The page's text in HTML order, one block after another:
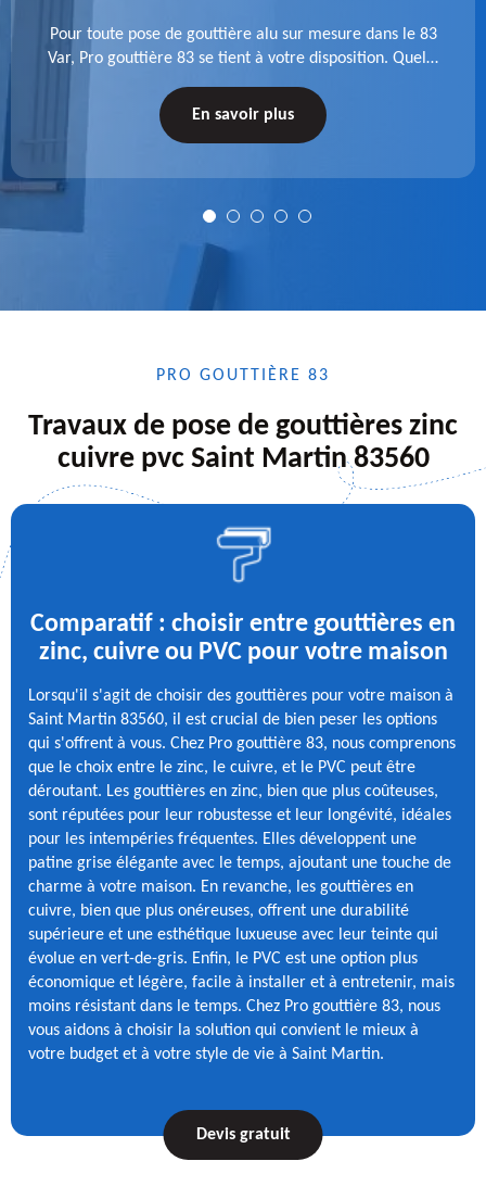
Pour toute pose de gouttière alu sur mesure dans le 83
Var, Pro gouttière 83 se tient à votre disposition. Quelle
nous confiance.
En savoir plus
PRO GOUTTIÈRE 83
Travaux de pose de gouttières zinc
cuivre pvc Saint Martin 83560
Comparatif : choisir entre gouttières en
zinc, cuivre ou PVC pour votre maison
Lorsqu'il s'agit de choisir des gouttières pour votre maison à
Saint Martin 83560, il est crucial de bien peser les options
qui s'offrent à vous. Chez Pro gouttière 83, nous comprenons
que le choix entre le zinc, le cuivre, et le PVC peut être
déroutant. Les gouttières en zinc, bien que plus coûteuses,
sont réputées pour leur robustesse et leur longévité, idéales
pour les intempéries fréquentes. Elles développent une
patine grise élégante avec le temps, ajoutant une touche de
charme à votre maison. En revanche, les gouttières en
cuivre, bien que plus onéreuses, offrent une durabilité
supérieure et une esthétique luxueuse avec leur teinte qui
évolue en vert-de-gris. Enfin, le PVC est une option plus
économique et légère, facile à installer et à entretenir, mais
moins résistant dans le temps. Chez Pro gouttière 83, nous
vous aidons à choisir la solution qui convient le mieux à
votre budget et à votre style de vie à Saint Martin.
Devis gratuit